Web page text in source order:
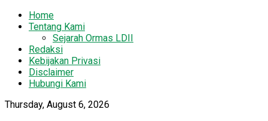
Home
Tentang Kami
Sejarah Ormas LDII
Redaksi
Kebijakan Privasi
Disclaimer
Hubungi Kami
Thursday, August 6, 2026